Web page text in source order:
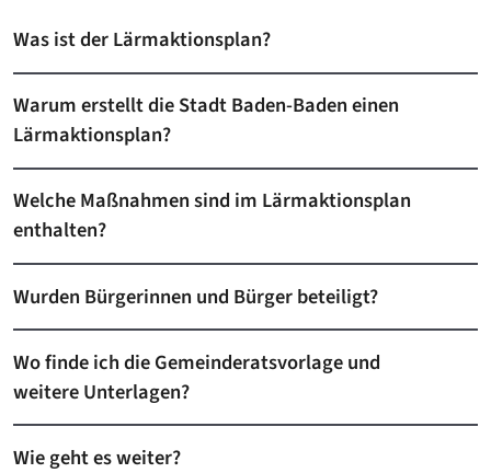
Was ist der Lärmaktionsplan?
Warum erstellt die Stadt Baden-Baden einen
Lärmaktionsplan?
Welche Maßnahmen sind im Lärmaktionsplan
enthalten?
Wurden Bürgerinnen und Bürger beteiligt?
Wo finde ich die Gemeinderatsvorlage und
weitere Unterlagen?
Wie geht es weiter?